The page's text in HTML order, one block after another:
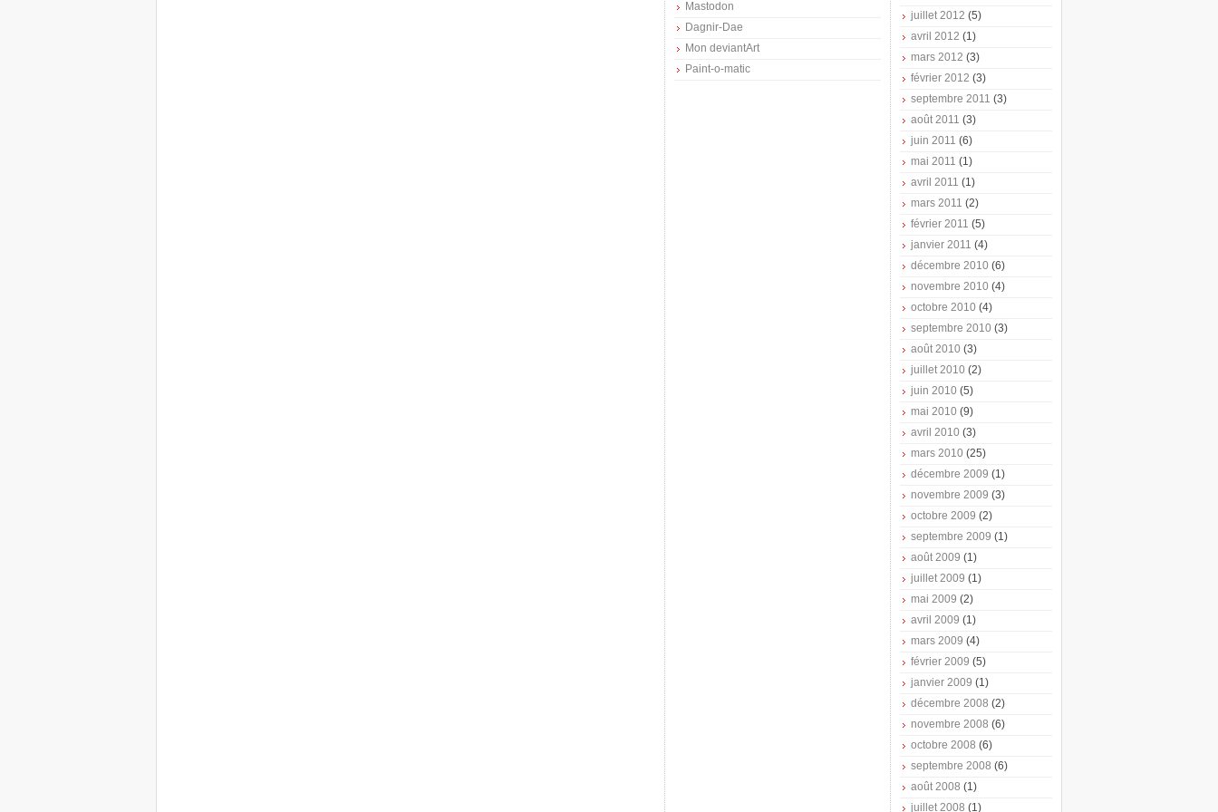
Mastodon
Dagnir-Dae
Mon deviantArt
Paint-o-matic
juillet 2012 (5)
avril 2012 (1)
mars 2012 (3)
février 2012 (3)
septembre 2011 (3)
août 2011 (3)
juin 2011 (6)
mai 2011 (1)
avril 2011 (1)
mars 2011 (2)
février 2011 (5)
janvier 2011 (4)
décembre 2010 (6)
novembre 2010 (4)
octobre 2010 (4)
septembre 2010 (3)
août 2010 (3)
juillet 2010 (2)
juin 2010 (5)
mai 2010 (9)
avril 2010 (3)
mars 2010 (25)
décembre 2009 (1)
novembre 2009 (3)
octobre 2009 (2)
septembre 2009 (1)
août 2009 (1)
juillet 2009 (1)
mai 2009 (2)
avril 2009 (1)
mars 2009 (4)
février 2009 (5)
janvier 2009 (1)
décembre 2008 (2)
novembre 2008 (6)
octobre 2008 (6)
septembre 2008 (6)
août 2008 (1)
juillet 2008 (1)